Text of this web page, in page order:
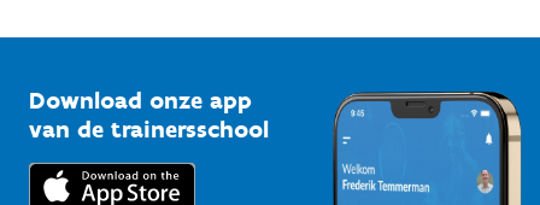
Bedrijven
Trainers en begeleiders
Vlaamse Trainersschool
Kennisplatform
Downloads
Voor de pers
Download onze app
van de trainersschool